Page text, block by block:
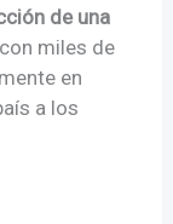
de una
miles de
en
a los